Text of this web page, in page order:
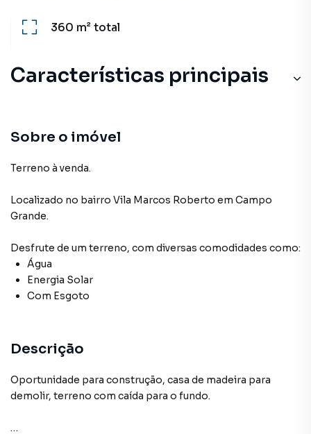
360 m²total
Características principais
Sobre o imóvel
Terreno à venda.
Localizado no bairro Vila Marcos Roberto em Campo
Grande.
Desfrute de um terreno, com diversas comodidades como:
Água
Energia Solar
Com Esgoto
Descrição
Oportunidade para construção, casa de madeira para
demolir, terreno com caída para o fundo.